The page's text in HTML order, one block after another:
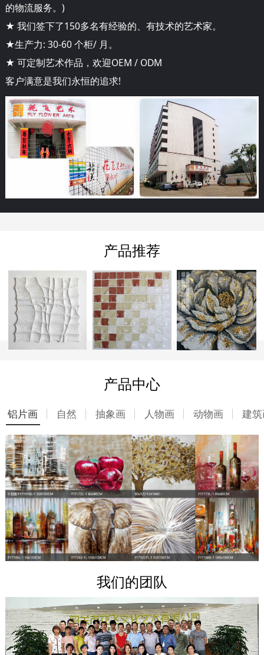
的物流服务。)
★ 我们签下了150多名有经验的、有技术的艺术家。
★生产力: 30-60 个柜/ 月。
★ 可定制艺术作品，欢迎OEM / ODM
客户满意是我们永恒的追求!
产品推荐
产品中心
铝片画 自然 抽象画 人物画 动物画 建
我们的团队